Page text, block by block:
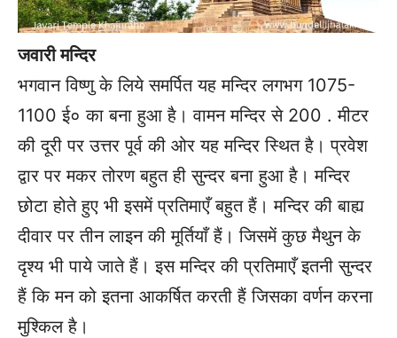
जवारी मन्दिर
भगवान विष्णु के लिये समर्पित यह मन्दिर लगभग 1075-
1100 ई० का बना हुआ है। वामन मन्दिर से 200 . मीटर
की दूरी पर उत्तर पूर्व की ओर यह मन्दिर स्थित है। प्रवेश
द्वार पर मकर तोरण बहुत ही सुन्दर बना हुआ है। मन्दिर
छोटा होते हुए भी इसमें प्रतिमाएँ बहुत हैं। मन्दिर की बाह्य
दीवार पर तीन लाइन की मूर्तियाँ हैं। जिसमें कुछ मैथुन के
दृश्य भी पाये जाते हैं। इस मन्दिर की प्रतिमाएँ इतनी सुन्दर
हैं कि मन को इतना आकर्षित करती हैं जिसका वर्णन करना
मुश्किल है।